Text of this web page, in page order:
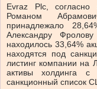
Evraz Plc, согласно
Романом
принадлежало
Александру
находилось 33,64%
находятся под
листинг компании на
активы холдинга с
санкционный список